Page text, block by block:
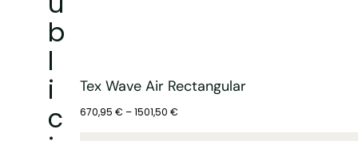
b
l
i
c
Tex Wave Air Rectangular
670,95 € –1501,50 €